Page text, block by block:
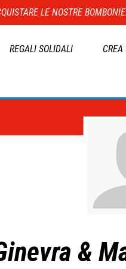
LE NOSTRE
REGALI SOLIDALI
&